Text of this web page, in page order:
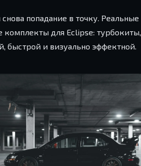
попадание в точку. Реальные
комплекты для Eclipse: турбокиты,
быстрой и визуально эффектной.